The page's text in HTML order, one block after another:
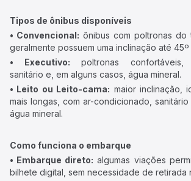
Tipos de ônibus disponíveis
• Convencional: ônibus com poltronas do
geralmente possuem uma inclinação até
• Executivo: poltronas confortáveis,
sanitário e, em alguns casos, água mineral.
• Leito ou Leito-cama: maior inclinação,
mais longas, com ar-condicionado, sanitário
água mineral.
Como funciona o embarque
• Embarque direto: algumas viações
bilhete digital, sem necessidade de retirada